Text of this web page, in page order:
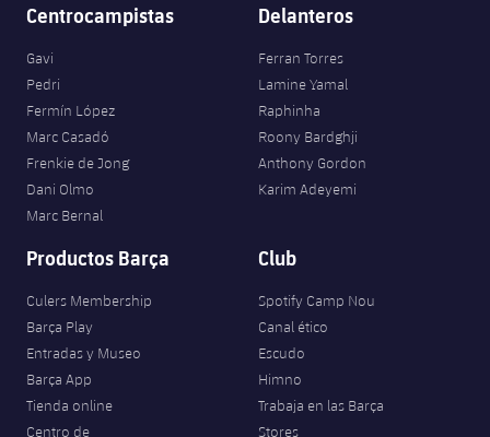
Centrocampistas
Gavi
Pedri
Fermín López
Marc Casadó
Frenkie de Jong
Dani Olmo
Marc Bernal
Delanteros
Ferran Torres
Lamine Yamal
Raphinha
Roony Bardghji
Anthony Gordon
Karim Adeyemi
Productos Barça
Culers Membership
Barça Play
Entradas y Museo
Barça App
Tienda online
Centro de
Club
Spotify Camp Nou
Canal ético
Escudo
Himno
Trabaja en las Barça
Stores